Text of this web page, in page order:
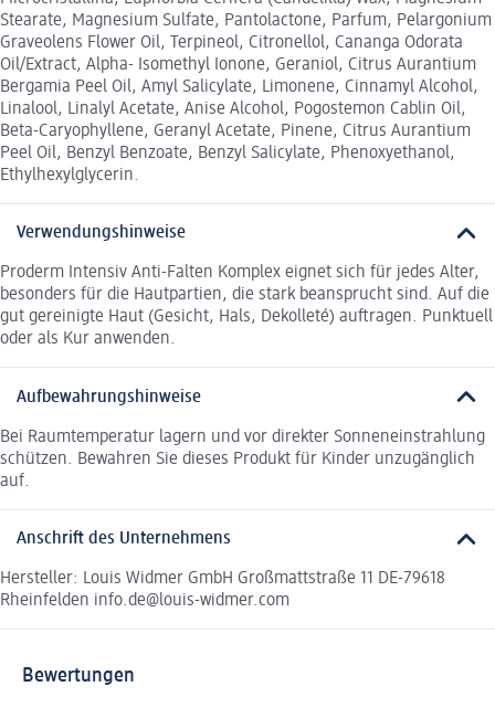
Stearate, Magnesium Sulfate, Pantolactone, Parfum, Pelargonium
Graveolens Flower Oil, Terpineol, Citronellol, Cananga Odorata
Oil/Extract, Alpha- Isomethyl Ionone, Geraniol, Citrus Aurantium
Bergamia Peel Oil, Amyl Salicylate, Limonene, Cinnamyl Alcohol,
Linalool, Linalyl Acetate, Anise Alcohol, Pogostemon Cablin Oil,
Beta-Caryophyllene, Geranyl Acetate, Pinene, Citrus Aurantium
Peel Oil, Benzyl Benzoate, Benzyl Salicylate, Phenoxyethanol,
Ethylhexylglycerin.
Verwendungshinweise
Proderm Intensiv Anti-Falten Komplex eignet sich für jedes Alter,
besonders für die Hautpartien, die stark beansprucht sind. Auf die
gut gereinigte Haut (Gesicht, Hals, Dekolleté) auftragen. Punktuell
oder als Kur anwenden.
Aufbewahrungshinweise
Bei Raumtemperatur lagern und vor direkter Sonneneinstrahlung
schützen. Bewahren Sie dieses Produkt für Kinder unzugänglich
auf.
Anschrift des Unternehmens
Hersteller: Louis Widmer GmbH Großmattstraße 11 DE-79618
Rheinfelden info.de@louis-widmer.com
Bewertungen